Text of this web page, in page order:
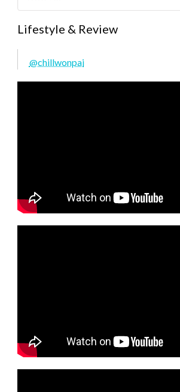
Lifestyle & Review
@chillwonpai